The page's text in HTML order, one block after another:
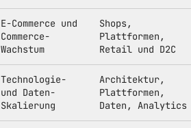
E-Commerce und
Commerce-
Wachstum
Shops,
Plattformen,
Retail und D2C
Technologie-
und Daten-
Skalierung
Architektur,
Plattformen,
Daten, Analytics